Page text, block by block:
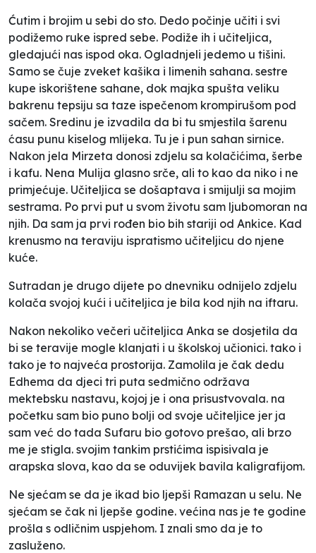
Ćutim i brojim u sebi do sto. Dedo počinje učiti i svi
podižemo ruke ispred sebe. Podiže ih i učiteljica,
gledajući nas ispod oka. Ogladnjeli jedemo u tišini.
Samo se čuje zveket kašika i limenih sahana. sestre
kupe iskorištene sahane, dok majka spušta veliku
bakrenu tepsiju sa taze ispečenom krompirušom pod
sačem. Sredinu je izvadila da bi tu smjestila šarenu
ćasu punu kiselog mlijeka. Tu je i pun sahan sirnice.
Nakon jela Mirzeta donosi zdjelu sa kolačićima, šerbe
i kafu. Nena Mulija glasno srče, ali to kao da niko i ne
primjećuje. Učiteljica se došaptava i smijulji sa mojim
sestrama. Po prvi put u svom životu sam ljubomoran na
njih. Da sam ja prvi rođen bio bih stariji od Ankice. Kad
krenusmo na teraviju ispratismo učiteljicu do njene
kuće.
Sutradan je drugo dijete po dnevniku odnijelo zdjelu
kolača svojoj kući i učiteljica je bila kod njih na iftaru.
Nakon nekoliko večeri učiteljica Anka se dosjetila da
bi se teravije mogle klanjati i u školskoj učionici. tako i
tako je to najveća prostorija. Zamolila je čak dedu
Edhema da djeci tri puta sedmično održava
mektebsku nastavu, kojoj je i ona prisustvovala. na
početku sam bio puno bolji od svoje učiteljice jer ja
sam već do tada Sufaru bio gotovo prešao, ali brzo
me je stigla. svojim tankim prstićima ispisivala je
arapska slova, kao da se oduvijek bavila kaligrafijom.
Ne sjećam se da je ikad bio ljepši Ramazan u selu. Ne
sjećam se čak ni ljepše godine. većina nas je te godine
prošla s odličnim uspjehom. I znali smo da je to
zasluženo.